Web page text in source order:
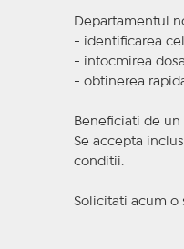
Departamentul
- identificarea
- intocmirea
- obtinerea
Beneficiati de un
Se accepta
conditii.
Solicitati acum o